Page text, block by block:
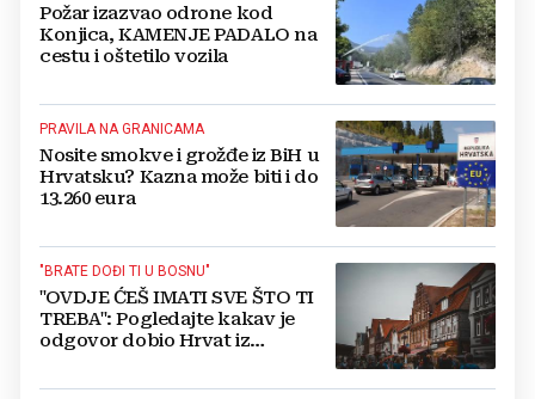
Požar izazvao odrone kod
Konjica, KAMENJE PADALO na
cestu i oštetilo vozila
PRAVILA NA GRANICAMA
Nosite smokve i grožđe iz BiH u
Hrvatsku? Kazna može biti i do
13.260 eura
"BRATE DOĐI TI U BOSNU"
"OVDJE ĆEŠ IMATI SVE ŠTO TI
TREBA": Pogledajte kakav je
odgovor dobio Hrvat iz
se vratiti kući